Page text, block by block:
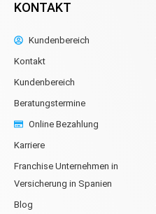
KONTAKT
Kundenbereich
Kontakt
Kundenbereich
Beratungstermine
Online Bezahlung
Karriere
Franchise Unternehmen in
Versicherung in Spanien
Blog